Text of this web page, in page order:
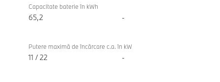
Încărcare
eDrive20
Capacitate baterie în kWh
65,2 -
Putere maximă de încărcare c.a. în kW
11 / 22 -